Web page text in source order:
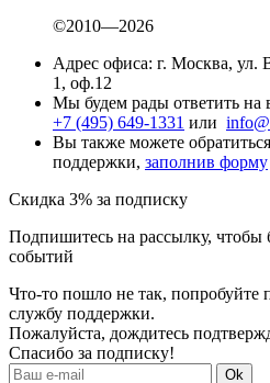
©2010—2026
Адрес офиса: г. Москва, ул.
1, оф.12
Мы будем рады ответить на
+7 (495) 649-1331 или
Вы также можете
поддержки, заполнив форму
Скидка 3% за подписку
Подпишитесь на рассылку, чтобы
событий
Что-то пошло не так, попробуйте
службу поддержки.
Пожалуйста, дождитесь
Спасибо за подписку!
Ok